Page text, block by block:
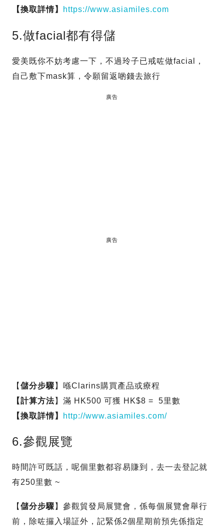
【換取詳情】 https://www.asiamiles.com
5.做facial都有得儲
愛美既你不妨考慮一下，不過玲子已戒咗做facial，
自己敷下mask算，令願留返啲錢去旅行
廣告
廣告
【 儲分步驟 】喺Clarins購買產品或療程
【計算方法】滿 HK500 可獲 HK$8 = 5里數
【換取詳情】
http://www.asiamiles.com/
6.參觀展覽
時間許可既話，呢個里數都容易賺到，去一去登記就
有250里數 ~
【 儲分步驟 】參觀貿發局展覽會，係每個展覽會舉行
前，除咗攞入場証外，記緊係2個星期前預先係指定